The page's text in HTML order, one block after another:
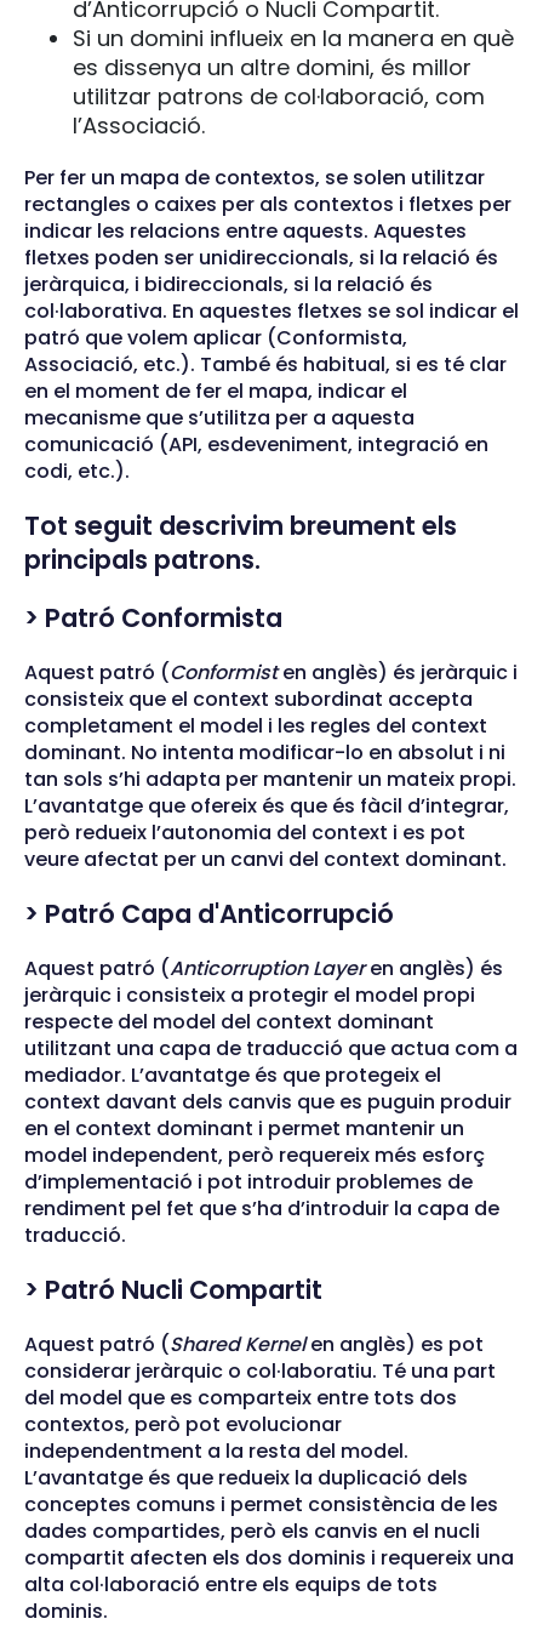
d’Anticorrupció o Nucli Compartit.
Si un domini influeix en la manera en què
es dissenya un altre domini, és millor
utilitzar patrons de col·laboració, com
l’Associació.
Per fer un mapa de contextos, se solen utilitzar
rectangles o caixes per als contextos i fletxes per
indicar les relacions entre aquests. Aquestes
fletxes poden ser unidireccionals, si la relació és
jeràrquica, i bidireccionals, si la relació és
col·laborativa. En aquestes fletxes se sol indicar el
patró que volem aplicar (Conformista,
Associació, etc.). També és habitual, si es té clar
en el moment de fer el mapa, indicar el
mecanisme que s’utilitza per a aquesta
comunicació (API, esdeveniment, integració en
codi, etc.).
Tot seguit descrivim breument els
principals patrons.
> Patró Conformista
Aquest patró (Conformisten anglès) és jeràrquic i
consisteix que el context subordinat accepta
completament el model i les regles del context
dominant. No intenta modificar-lo en absolut i ni
tan sols s’hi adapta per mantenir un mateix propi.
L’avantatge que ofereix és que és fàcil d’integrar,
però redueix l’autonomia del context i es pot
veure afectat per un canvi del context dominant.
> Patró Capa d'Anticorrupció
Aquest patró (Anticorruption Layeren anglès) és
jeràrquic i consisteix a protegir el model propi
respecte del model del context dominant
utilitzant una capa de traducció que actua com a
mediador. L’avantatge és que protegeix el
context davant dels canvis que es puguin produir
en el context dominant i permet mantenir un
model independent, però requereix més esforç
d’implementació i pot introduir problemes de
rendiment pel fet que s’ha d’introduir la capa de
traducció.
> Patró Nucli Compartit
Aquest patró (Shared Kernelen anglès) es pot
considerar jeràrquic o col·laboratiu. Té una part
del model que es comparteix entre tots dos
contextos, però pot evolucionar
independentment a la resta del model.
L’avantatge és que redueix la duplicació dels
conceptes comuns i permet consistència de les
dades compartides, però els canvis en el nucli
compartit afecten els dos dominis i requereix una
alta col·laboració entre els equips de tots
dominis.